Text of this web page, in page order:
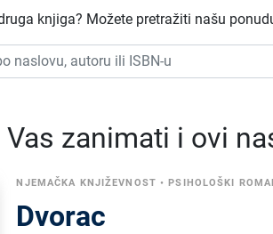
knjiga? Možete pretražiti našu
zanimati i ovi
NJEMAČKA KNJIŽEVNOST •PSIHOLOŠKI
Dvorac